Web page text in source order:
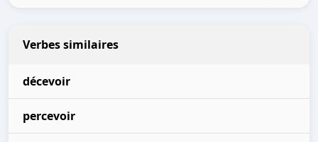
Verbes similaires
décevoir
percevoir